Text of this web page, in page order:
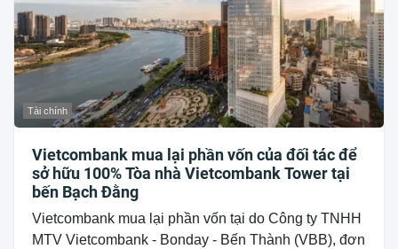
Tài chính
Vietcombank mua lại phần vốn của đối tác để
sở hữu 100% Tòa nhà Vietcombank Tower tại
bến Bạch Đằng
Vietcombank mua lại phần vốn tại do Công ty TNHH
MTV Vietcombank - Bonday - Bến Thành (VBB), đơn